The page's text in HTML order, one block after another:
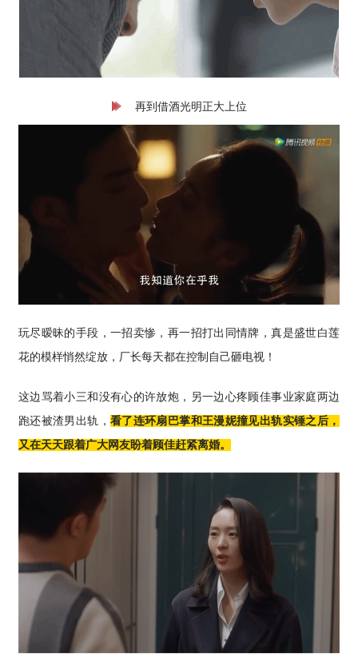
再到借酒光明正大上位
玩尽暧昧的手段，一招卖惨，再一招打出同情牌，真是盛世白莲
花的模样悄然绽放，厂长每天都在控制自己砸电视！
这边骂着小三和没有心的许放炮，另一边心疼顾佳事业家庭两边
跑还被渣男出轨， 看了连环扇巴掌和王漫妮撞见出轨实锤之后，
又在天天跟着广大网友盼着顾佳赶紧离婚。